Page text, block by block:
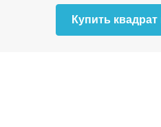
Купить